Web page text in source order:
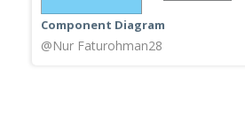
Component Diagram
@Nur Faturohman28